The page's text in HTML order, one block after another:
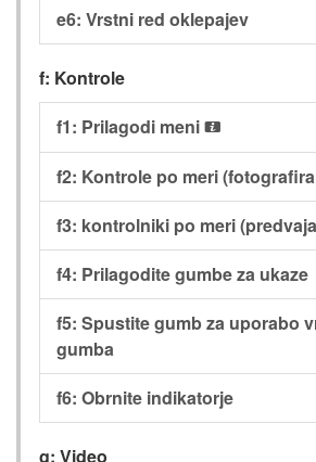
e6: Vrstni red oklepajev
f: Kontrole
f1: Prilagodi meni i
f2: Kontrole po meri
f3: kontrolniki po meri
f4: Prilagodite gumbe za ukaze
f5: Spustite gumb za uporabo
gumba
f6: Obrnite indikatorje
g: Video